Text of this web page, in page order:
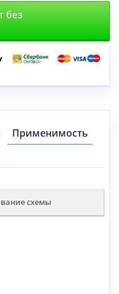
без
Применимость
схемы